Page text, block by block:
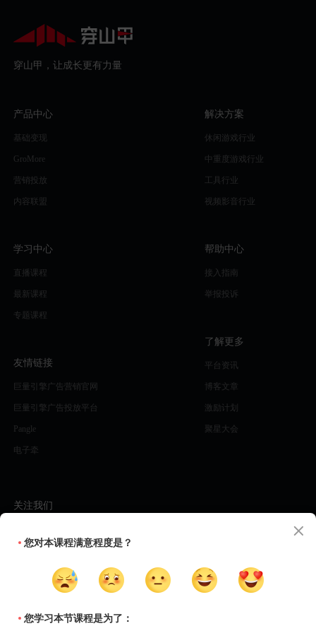
穿山甲，让成长更有力量
产品中心
基础变现
GroMore
营销投放
内容联盟
学习中心
直播课程
最新课程
专题课程
友情链接
巨量引擎广告营销官网
巨量引擎广告投放平台
Pangle
电子牵
解决方案
休闲游戏行业
中重度游戏行业
工具行业
视频影音行业
帮助中心
接入指南
举报投诉
了解更多
平台资讯
博客文章
激励计划
聚星大会
关注我们
心小程序
您对本课程满意程度是？
您学习本节课程是为了：